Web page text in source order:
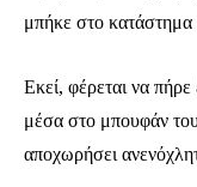
μπήκε στο κατάστημα
Εκεί, φέρεται να
μέσα στο μπουφάν
αποχωρήσει